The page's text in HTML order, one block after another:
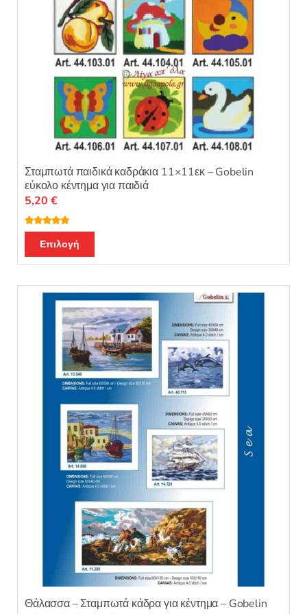
σελίδα
του
προϊόντος
Σταμπωτά παιδικά καδράκια 11×11εκ – Gobelin
εύκολο κέντημα για παιδιά
Βαθμολογή
θηκε με5.00
από 5
5,20 €
Επιλογή
το
έχει
πολλαπλές
παραλλαγές.
Οι
επιλογές
μπορούν
να
επιλεγούν
στη
σελίδα
του
προϊόντος
Θάλασσα – Σταμπωτά κάδρα για κέντημα – Gobelin